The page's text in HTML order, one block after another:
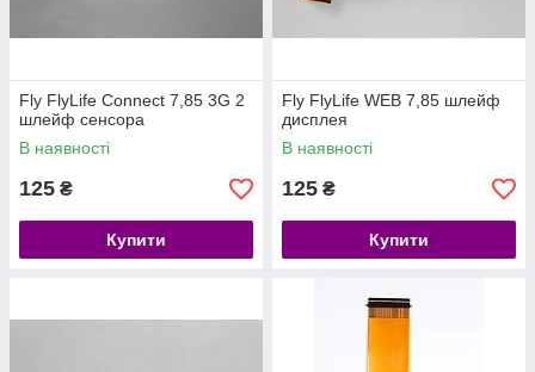
Fly FlyLife Connect 7,85 3G 2
шлейф сенсора
В наявності
125 ₴
Купити
Fly FlyLife WEB 7,85 шлейф
дисплея
В наявності
125 ₴
Купити